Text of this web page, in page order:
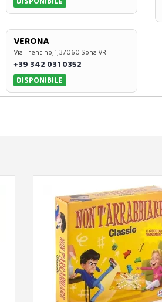
VERONA
Via Trentino, 1, 37060 Sona VR
+39 342 031 0352
DISPONIBILE